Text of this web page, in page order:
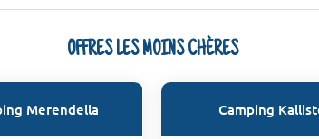
OFFRES LES MOINS CHÈRES
Merendella Camping